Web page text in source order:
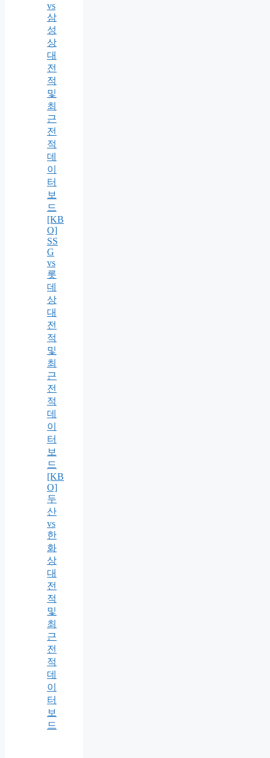
vs
삼
성
상
대
전
적
및
최
근
전
적
데
이
터
보
드
[KB
O]
SS
G
vs
롯
데
상
대
전
적
및
최
근
전
적
데
이
터
보
드
[KB
O]
두
산
vs
한
화
상
대
전
적
및
최
근
전
적
데
이
터
보
드